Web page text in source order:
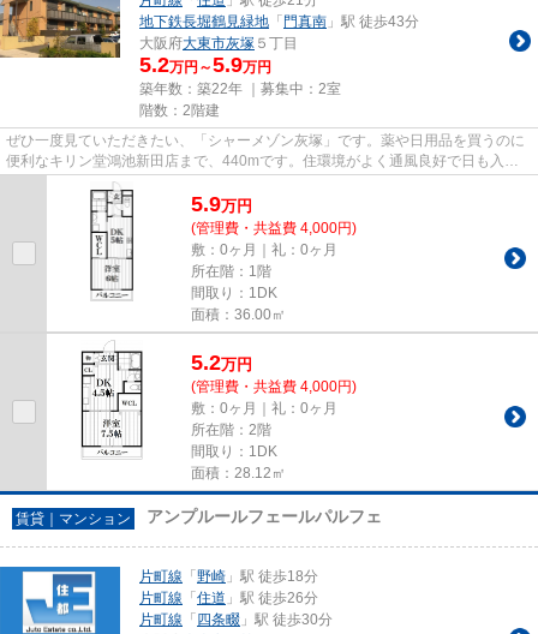
地下鉄長堀鶴見緑地 「 門真南 」駅 徒歩43分
大阪府大東市灰塚 ５丁目
5.2万円～5.9万円
築年数：築22年 ｜募集中： 2室
階数：2階建
ぜひ一度見ていただきたい、「シャーメゾン灰塚」です。薬や日用品を買うのに
便利なキリン堂鴻池新田店まで、440mです。住環境がよく通風良好で日も入る
物件をご提供します。2駅利用が...
5.9万円
(管理費・共益費 4,000円)
敷：0ヶ月｜礼：0ヶ月
所在階：1階
間取り：1DK
面積：36.00㎡
5.2万円
(管理費・共益費 4,000円)
敷：0ヶ月｜礼：0ヶ月
所在階：2階
間取り：1DK
面積：28.12㎡
賃貸｜マンション アンプルールフェールパルフェ
片町線 「 野崎 」駅 徒歩18分
片町線 「 住道 」駅 徒歩26分
片町線 「 四条畷 」駅 徒歩30分